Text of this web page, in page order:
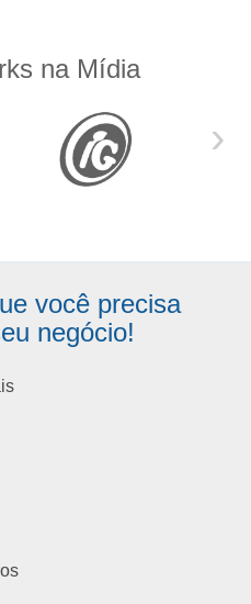
na Mídia
›
você precisa
negócio!